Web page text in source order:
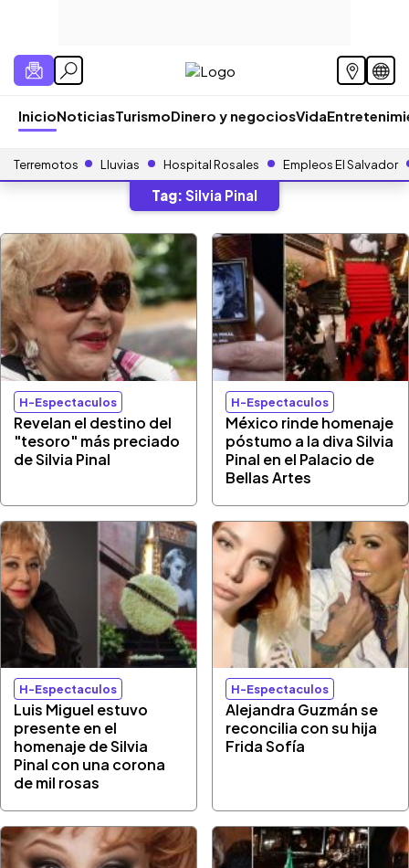
InicioNoticiasTurismoDinero y negociosVida
Terremotos Lluvias Hospital Rosales Empleos El Salvador
Tag: Silvia Pinal
H-Espectaculos
Revelan el destino del
"tesoro" más preciado
de Silvia Pinal
H-Espectaculos
México rinde homenaje
póstumo a la diva Silvia
Pinal en el Palacio de
Bellas Artes
H-Espectaculos
Luis Miguel estuvo
presente en el
homenaje de Silvia
Pinal con una corona
de mil rosas
H-Espectaculos
Alejandra Guzmán se
reconcilia con su hija
Frida Sofía